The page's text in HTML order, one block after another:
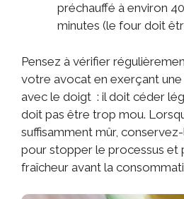
préchauffé à environ
minutes (le four doit
Pensez à vérifier
votre avocat en exerçant
avec le doigt : il doit céder
doit pas être trop mou.
suffisamment mûr,
pour stopper le processus et
fraîcheur avant la